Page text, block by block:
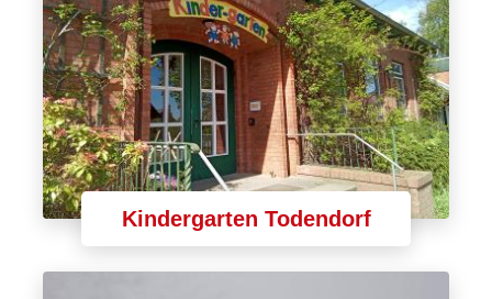
Kindergarten Todendorf